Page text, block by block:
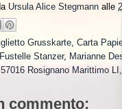
Ursula Alice Stegmann alle
Grusskarte, Carta
Fustelle Stanzer, Marianne
57016 Rosignano Marittimo
commento: